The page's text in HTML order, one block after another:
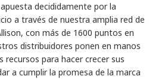
decididamente por la
a través de nuestra amplia red de
con más de 1600 puntos en
distribuidores ponen en manos
recursos para hacer crecer sus
a cumplir la promesa de la marca